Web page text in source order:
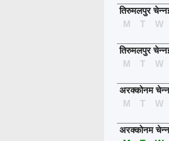
तिरुमलपुर
M
T W
तिरुमलपुर
M
T W
अरक्कोनम
M
T W
अरक्कोनम